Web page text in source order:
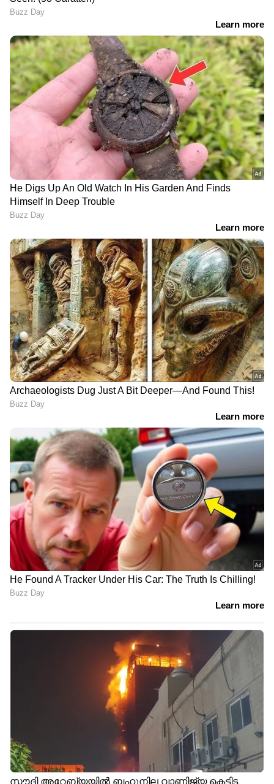
Image Credit :Getty
ചീര സ്മൂത്തി ഡയറ്റില്‍ ഉള്‍പ്പെടുത്തുന്നത്
ശരീരത്തിന് വേണ്ട കാത്സ്യം ലഭിക്കാന്‍
സഹായിക്കും.
6
8
Image Credit :Getty
ഓറഞ്ച് ജ്യൂസ്
വിറ്റാമിന്‍ സി, ഡി, കാത്സ്യം തുടങ്ങിയവ
അടങ്ങിയതാണ് ഓറഞ്ച്. അതിനാല്‍ ഓറഞ്ച്
ജ്യൂസ് കുടിക്കുന്നതും കാത്സ്യത്തിന്‍റെ കുറവിനെ
പരിഹരിക്കാനും എല്ലുകളുടെ ആരോഗ്യം
സംരക്ഷിക്കാനും നല്ലതാണ്.
7
8
ചിയാ വിത്ത് വെള്ളം
ചിയാ വിത്ത് വെള്ളത്തിലും കാത്സ്യം ധാരാളം
അടങ്ങിയിട്ടുണ്ട്. അതിനാല്‍ എല്ലുകളുടെ
ആരോഗ്യത്തിനായി ഇവയും കുടിക്കാം.